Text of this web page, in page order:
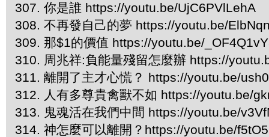
307. 你是誰 https://youtu.be/UjC6PVlLehA
308. 不再發自己的夢 https://youtu.be/
309. 那$1的價值 https://youtu.be/
310. 周兆祥:負能量殘留怎麼辦 https://
311. 離開了主才心慌？ https://youtu.be/
312. 人有多尊貴禽獸不如 https://youtu.be/
313. 鬼魂活在我們中間 https://youtu.be/
314. 神怎麼可以離開？https://youtu.be/